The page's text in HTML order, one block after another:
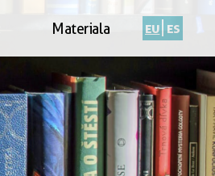
Materiala eu es